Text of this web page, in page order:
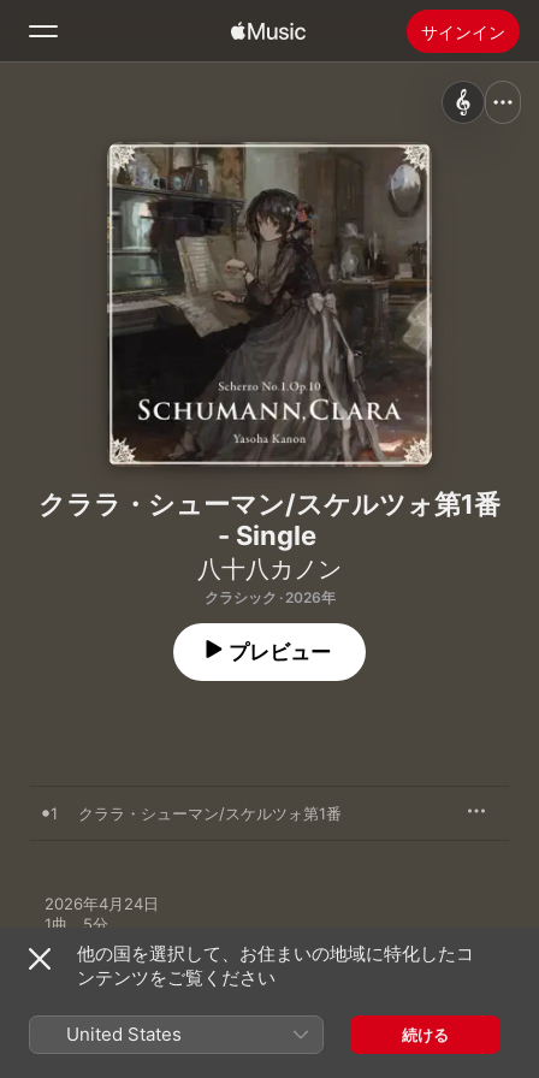
サインイン
ホーム
新着おすすめ
ラジオ
Apple Musicをインストール
クララ・シューマン/スケルツォ第1番
- Single
八十八カノン
クラシック · 2026年
プレビュー
1 クララ・シューマン/スケルツォ第1番
2026年4月24日
1曲、5分
℗ 2025 portameta Project
他の国を選択して、お住まいの地域に特化したコ
ンテンツをご覧ください
United States 続ける